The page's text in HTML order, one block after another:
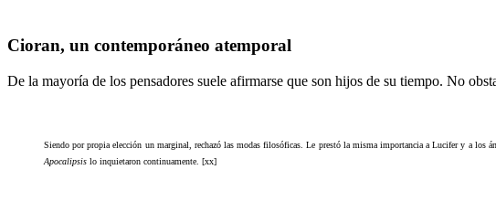
Cioran, un contemporáneo atemporal
De la mayoría de los pensadores suele afirmarse que son hijos de su tiempo. No
Siendo por propia elección un marginal, rechazó las modas filosóficas. Le prestó la misma importancia a Lucifer y a
Apocalipsis lo inquietaron continuamente. [xx]